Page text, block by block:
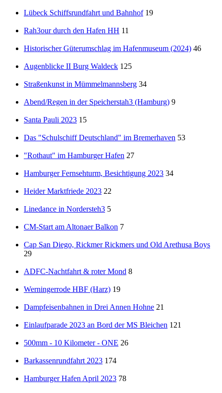
Lübeck Schiffsrundfahrt und Bahnhof 19
Rah3our durch den Hafen HH 11
Historischer Güterumschlag im Hafenmuseum (2024) 46
Augenblicke II Burg Waldeck 125
Straßenkunst in Mümmelmannsberg 34
Abend/Regen in der Speicherstah3 (Hamburg) 9
Santa Pauli 2023 15
Das "Schulschiff Deutschland" im Bremerhaven 53
"Rothaut" im Hamburger Hafen 27
Hamburger Fernsehturm, Besichtigung 2023 34
Heider Marktfriede 2023 22
Linedance in Nordersteh3 5
CM-Start am Altonaer Balkon 7
Cap San Diego, Rickmer Rickmers und Old Arethusa Boys
29
ADFC-Nachtfahrt & roter Mond 8
Werningerrode HBF (Harz) 19
Dampfeisenbahnen in Drei Annen Hohne 21
Einlaufparade 2023 an Bord der MS Bleichen 121
500mm - 10 Kilometer - ONE 26
Barkassenrundfahrt 2023 174
Hamburger Hafen April 2023 78